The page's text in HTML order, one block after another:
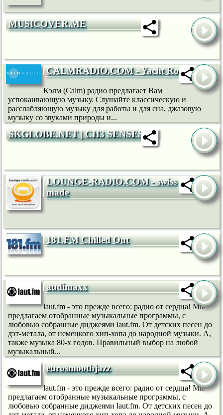
MUSICOVER.ME
CALMRADIO.COM - Yacht Rock
Кэлм (Calm) радио предлагает Вам
успокаивающую музыку. Слушайте классическую и
расслабляющую музыку для работы и для сна, джазовую
музыку со звуками природы и...
SKGLOBE.NET | CH3 SENSES
LOUNGE-RADIO.COM - swiss
made
181.FM Chilled Out
audimaxx
laut.fm - это прежде всего: радио от сердца! Мы
предлагаем отобранные музыкальные программы, с
любовью собранные диджеями laut.fm. От детских песен до
дэт-метала, от немецкого хип-хопа до народной музыки. А,
также музыка 80-х годов. Правильный выбор на любой
музыкальный...
eurosmoothjazz
laut.fm - это прежде всего: радио от сердца! Мы
предлагаем отобранные музыкальные программы, с
любовью собранные диджеями laut.fm. От детских песен до